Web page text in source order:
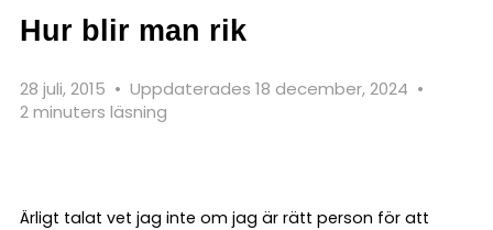
Hur blir man rik
28 juli, 2015 • Uppdaterades 18 december, 2024 •
2 minuters läsning
Ärligt talat vet jag inte om jag är rätt person för att